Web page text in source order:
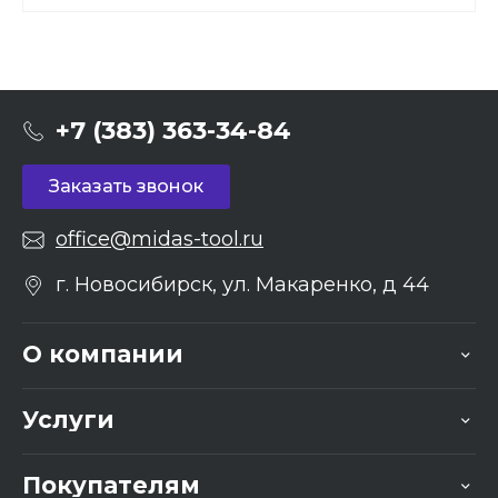
+7 (383) 363-34-84
Заказать звонок
office@midas-tool.ru
г. Новосибирск, ул. Макаренко, д 44
О компании
Услуги
Покупателям